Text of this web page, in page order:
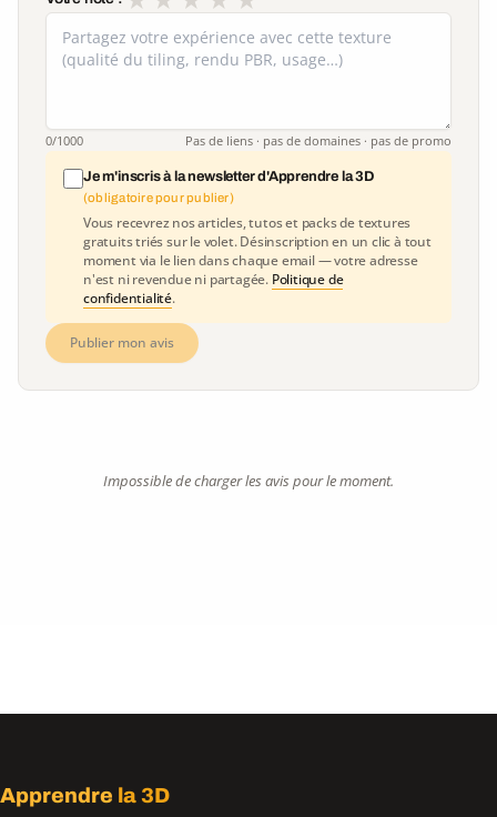
0/1000 Pas de liens · pas de domaines · pas de promo
Je m'inscris à la newsletter d'Apprendre la 3D
(obligatoire pour publier)
Vous recevrez nos articles, tutos et packs de textures
gratuits triés sur le volet. Désinscription en un clic à tout
moment via le lien dans chaque email — votre adresse
n'est ni revendue ni partagée. Politique de
confidentialité.
Publier mon avis
Impossible de charger les avis pour le moment.
Apprendre la 3D